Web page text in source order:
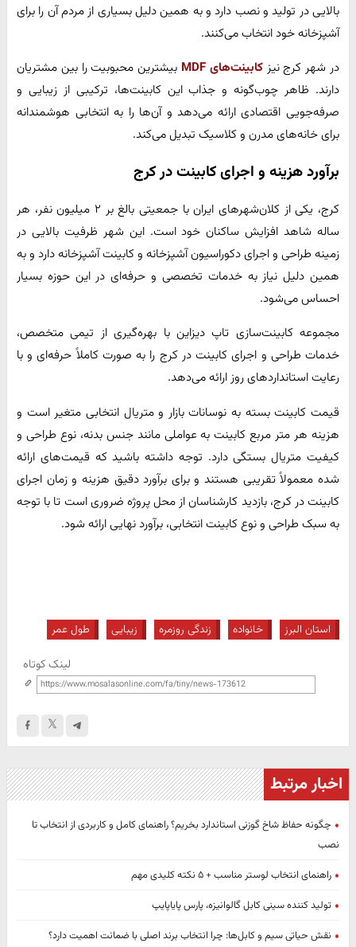
بالایی در تولید و نصب دارد و به همین دلیل بسیاری از مردم آن را برای
آشپزخانه خود انتخاب می‌کنند.
در شهر کرج نیزکابینت‌های MDF
بیشترین محبوبیت را بین مشتریان
دارند. ظاهر چوب‌گونه و جذاب این کابینت‌ها، ترکیبی از زیبایی و
صرفه‌جویی اقتصادی ارائه می‌دهد و آن‌ها را به انتخابی هوشمندانه
برای خانه‌های مدرن و کلاسیک تبدیل می‌کند.
برآورد هزینه و اجرای کابینت در کرج
کرج، یکی از کلان‌شهرهای ایران با جمعیتی بالغ بر ۲ میلیون نفر، هر
ساله شاهد افزایش ساکنان خود است. این شهر ظرفیت بالایی در
زمینه طراحی و اجرای دکوراسیون آشپزخانه و کابینت آشپزخانه دارد و به
همین دلیل نیاز به خدمات تخصصی و حرفه‌ای در این حوزه بسیار
احساس می‌شود.
مجموعه کابینت‌سازی تاپ دیزاین با بهره‌گیری از تیمی متخصص،
خدمات طراحی و اجرای کابینت در کرج را به صورت کاملاً حرفه‌ای و با
رعایت استانداردهای روز ارائه می‌دهد.
قیمت کابینت بسته به نوسانات بازار و متریال انتخابی متغیر است و
هزینه هر متر مربع کابینت به عواملی مانند جنس بدنه، نوع طراحی و
کیفیت متریال بستگی دارد. توجه داشته باشید که قیمت‌های ارائه
شده معمولاً تقریبی هستند و برای برآورد دقیق هزینه و زمان اجرای
کابینت در کرج، بازدید کارشناسان از محل پروژه ضروری است تا با توجه
به سبک طراحی و نوع کابینت انتخابی، برآورد نهایی ارائه شود.
استان البرز خانواده زندگی روزمره زیبایی طول عمر
لینک کوتاه
اخبار مرتبط
چگونه حفاظ شاخ گوزنی استاندارد بخریم؟ راهنمای کامل و کاربردی از انتخاب تا
نصب
راهنمای انتخاب لوستر مناسب + ۵ نکته کلیدی مهم
تولید کننده سینی کابل گالوانیزه، پارس پایاپایپ
نقش حیاتی سیم‌ و کابل‌ها: چرا انتخاب برند اصلی با ضمانت اهمیت دارد؟